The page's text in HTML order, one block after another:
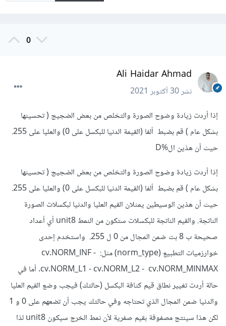
0
Ali Haidar Ahmad
نشر30 أكتوبر 2021
إذا أردت زيادة وضوح الصورة والتخلص من بعض الضجيج ( تحسينها
بشكل عام ) قم بضبط ألفا (القيمة الدنيا للبكسل على 0) والعليا على 255.
حيث أن هذين ال%D
إذا أردت زيادة وضوح الصورة والتخلص من بعض الضجيج ( تحسينها
بشكل عام ) قم بضبط ألفا (القيمة الدنيا للبكسل على 0) والعليا على 255.
حيث أن هذين الوسيطين يمثلان القيم العليا والدنيا لبكسلات الصورة
الناتجة. والقيم الناتجة للبكسلات ستكون من النمط unit8 أي أعداد
صحيحة ب 8 بت ضمن المجال من 0 ل 255. واستخدم إحدى
خوارزميات التطبيع (norm_type) مثل: cv.NORM_INF -
cv.NORM_L1 - cv.NORM_L2 - cv.NORM_MINMAX. أما في
حالة أردت تغيير نطاق قيم كثافة البكسل (حالتك) فيجب وضع القيم العليا
والدنيا ضمن المجال الذي تحتاجه وفي حالتك يجب أن تضعهم على 0 و 1
لكن هذا سينتج مصفوفة بقيم صفرية لأن نمط الخرج سيكون unit8 لذا